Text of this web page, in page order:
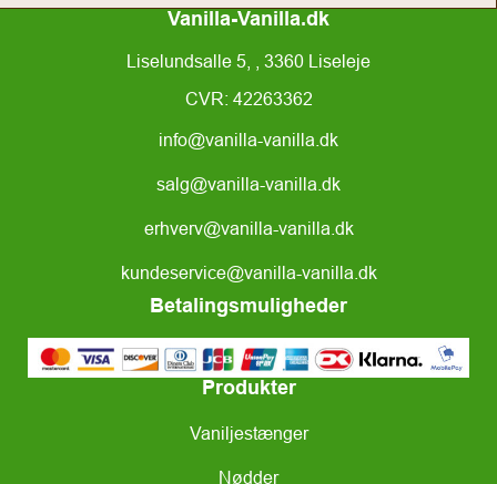
Vanilla-Vanilla.dk
Liselundsalle 5, , 3360 Liseleje
CVR: 42263362
info@vanilla-vanilla.dk
salg@vanilla-vanilla.dk
erhverv@vanilla-vanilla.dk
kundeservice@vanilla-vanilla.dk
Betalingsmuligheder
Produkter
Vaniljestænger
Nødder